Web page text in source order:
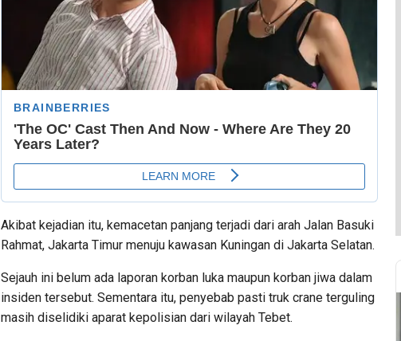
Akibat kejadian itu, kemacetan panjang terjadi dari arah Jalan Basuki
Rahmat, Jakarta Timur menuju kawasan Kuningan di Jakarta Selatan.
Sejauh ini belum ada laporan korban luka maupun korban jiwa dalam
insiden tersebut. Sementara itu, penyebab pasti truk crane terguling
masih diselidiki aparat kepolisian dari wilayah Tebet.